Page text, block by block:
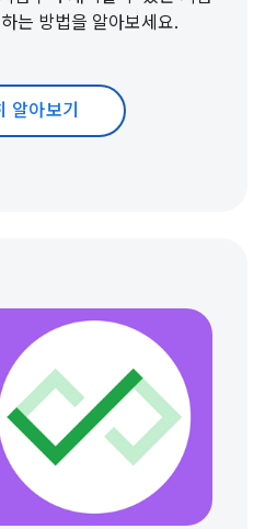
는 방법을 알아보세요.
알아보기